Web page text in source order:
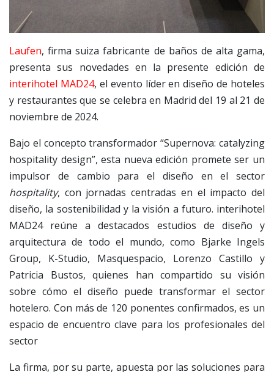
Laufen, firma suiza fabricante de baños de alta gama,
presenta sus novedades en la presente edición de
interihotel MAD24, el evento líder en diseño de hoteles
y restaurantes que se celebra en Madrid del 19 al 21 de
noviembre de 2024.
Bajo el concepto transformador “Supernova: catalyzing
hospitality design”, esta nueva edición promete ser un
impulsor de cambio para el diseño en el sector
hospitality, con jornadas centradas en el impacto del
diseño, la sostenibilidad y la visión a futuro. interihotel
MAD24 reúne a destacados estudios de diseño y
arquitectura de todo el mundo, como Bjarke Ingels
Group, K-Studio, Masquespacio, Lorenzo Castillo y
Patricia Bustos, quienes han compartido su visión
sobre cómo el diseño puede transformar el sector
hotelero. Con más de 120 ponentes confirmados, es un
espacio de encuentro clave para los profesionales del
sector
La firma, por su parte, apuesta por las soluciones para